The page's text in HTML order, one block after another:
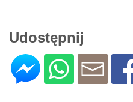
Udostępnij